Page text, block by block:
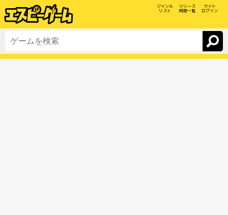
ジャンル
リスト
リリース
時期一覧
サイト
ログイン